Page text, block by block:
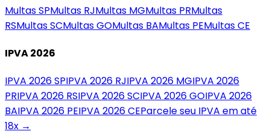
MultasSPMultas RJMultas MGMultas PRMultas
RSMultasSCMultasGOMultas BAMultas PEMultasCE
IPVA 2026
IPVA 2026SPIPVA 2026 RJIPVA 2026 MGIPVA 2026
PRIPVA 2026 RSIPVA 2026SCIPVA 2026GOIPVA 2026
BAIPVA 2026 PEIPVA 2026CEParcele seu IPVA em até
18x →